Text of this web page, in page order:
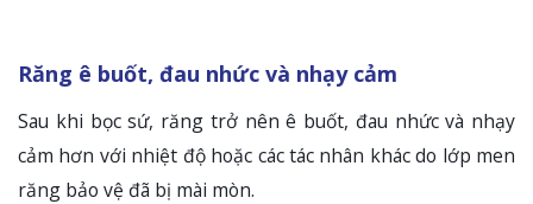
Răng ê buốt, đau nhức và nhạy cảm
Sau khi bọc sứ, răng trở nên ê buốt, đau nhức và nhạy
cảm hơn với nhiệt độ hoặc các tác nhân khác do lớp men
răng bảo vệ đã bị mài mòn.